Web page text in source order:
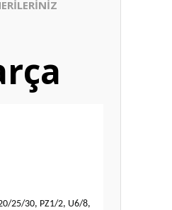
25/30, PZ1/2, U6/8,